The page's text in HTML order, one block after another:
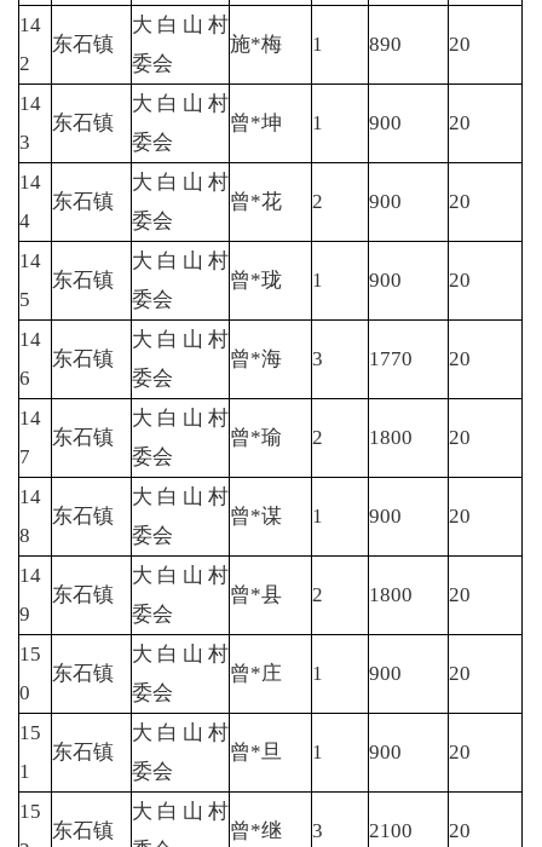
14
2
东石镇
大白山村
委会
施*梅 1 890 20
14
3
东石镇
大白山村
委会
曾*坤 1 900 20
14
4
东石镇
大白山村
委会
曾*花 2 900 20
14
5
东石镇
大白山村
委会
曾*珑 1 900 20
14
6
东石镇
大白山村
委会
曾*海 3 1770 20
14
7
东石镇
大白山村
委会
曾*瑜 2 1800 20
14
8
东石镇
大白山村
委会
曾*谋 1 900 20
14
9
东石镇
大白山村
委会
曾*县 2 1800 20
15
0
东石镇
大白山村
委会
曾*庄 1 900 20
15
1
东石镇
大白山村
委会
曾*旦 1 900 20
15
东石镇
大白山村
曾*继 3 2100 20